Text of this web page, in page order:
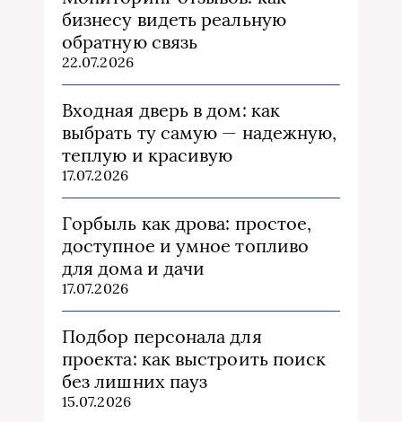
бизнесу видеть реальную
обратную связь
22.07.2026
Входная дверь в дом: как
выбрать ту самую — надежную,
теплую и красивую
17.07.2026
Горбыль как дрова: простое,
доступное и умное топливо
для дома и дачи
17.07.2026
Подбор персонала для
проекта: как выстроить поиск
без лишних пауз
15.07.2026